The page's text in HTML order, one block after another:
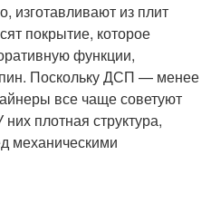
изготавливают из плит
покрытие, которое
функции,
Поскольку ДСП — менее
все чаще советуют
плотная структура,
механическими